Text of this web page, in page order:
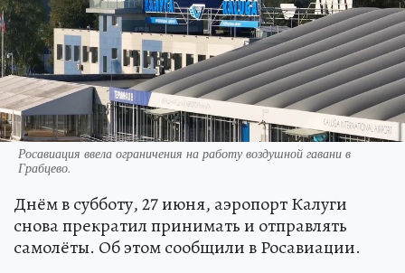
Росавиация ввела ограничения на работу воздушной гавани в
Грабцево.
Днём в субботу, 27 июня, аэропорт Калуги
снова прекратил принимать и отправлять
самолёты. Об этом сообщили в Росавиации.